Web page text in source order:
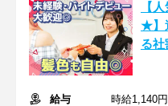
【
★】
る
給与
時給1,140